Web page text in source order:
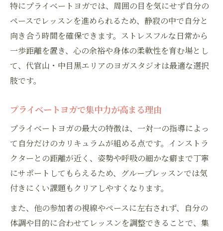
特にプライベートヨガでは、周囲の目を気にせず自分の
ペースでレッスンを進められるため、静寂の中で自分と
向き合う時間を確保できます。ストレスフルな日常から
一歩距離を置き、心の余裕や身体の柔軟性を育む場とし
て、代官山・中目黒エリアのヨガスタジオは最適な選択
肢です。
プライベートヨガで集中力が高まる理由
プライベートヨガの最大の特徴は、一対一の指導によっ
て自分だけのカリキュラムが組める点です。インストラ
クターとの距離が近く、姿勢や呼吸の細かな癖まで丁寧
にサポートしてもらえるため、グループレッスンでは気
付きにくい課題もクリアしやすくなります。
また、他の参加者の視線やペースに左右されず、自分の
体調や目的に合わせてレッスンを調整できることで、集